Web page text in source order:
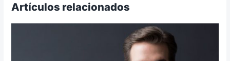
Artículos relacionados